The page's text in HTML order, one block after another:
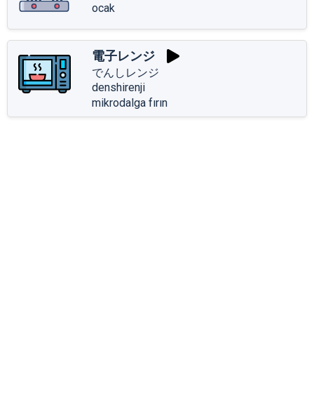
ocak
電子レンジ
でんしレンジ
denshirenji
mikrodalga fırın